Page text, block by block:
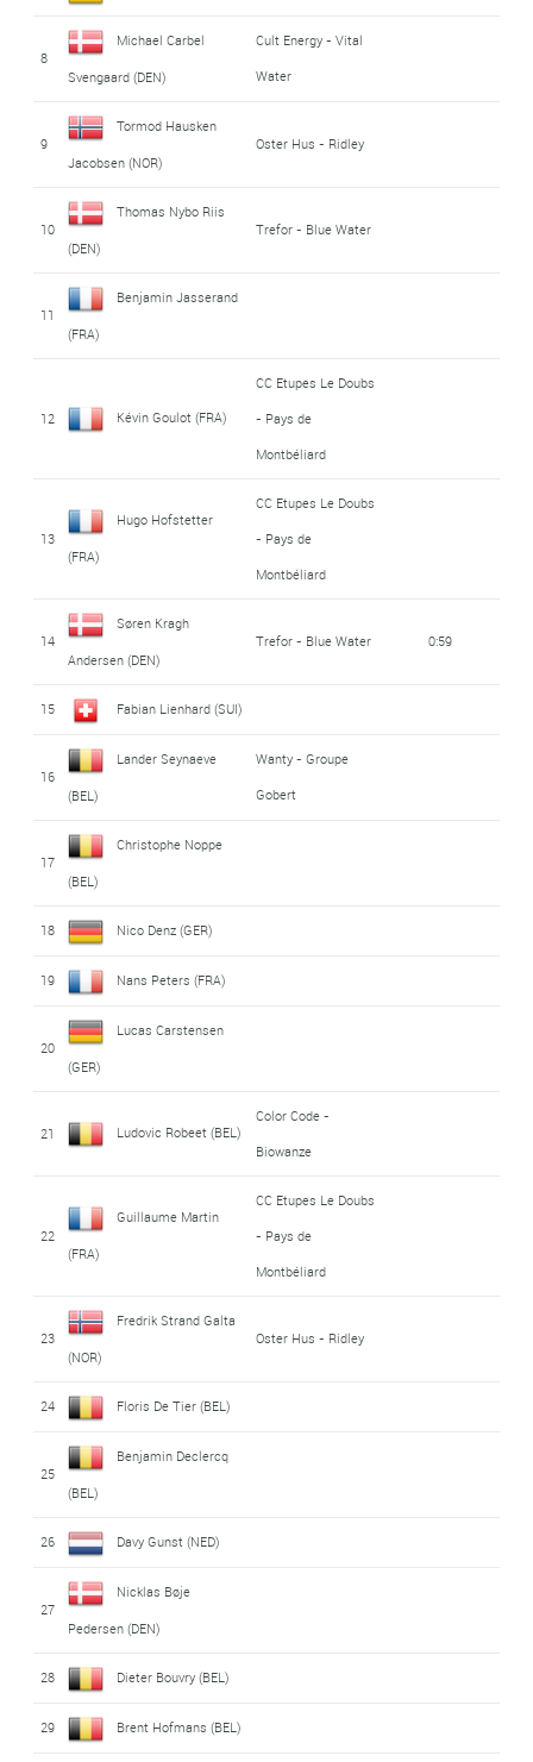
8
Michael Carbel
Svengaard (DEN)
Cult Energy - Vital
Water
9
Tormod Hausken
Jacobsen (NOR)
Oster Hus - Ridley
10
Thomas Nybo Riis
(DEN)
Trefor - Blue Water
11
Benjamin Jasserand
(FRA)
12 Kévin Goulot (FRA)
CC Etupes Le Doubs
- Pays de
Montbéliard
13
Hugo Hofstetter
(FRA)
CC Etupes Le Doubs
- Pays de
Montbéliard
14
Søren Kragh
Andersen (DEN)
Trefor - Blue Water 0:59
15 Fabian Lienhard (SUI)
16
Lander Seynaeve
(BEL)
Wanty - Groupe
Gobert
17
Christophe Noppe
(BEL)
18 Nico Denz (GER)
19 Nans Peters (FRA)
20
Lucas Carstensen
(GER)
21 Ludovic Robeet (BEL)
Color Code -
Biowanze
22
Guillaume Martin
(FRA)
CC Etupes Le Doubs
- Pays de
Montbéliard
23
Fredrik Strand Galta
(NOR)
Oster Hus - Ridley
24 Floris De Tier (BEL)
25
Benjamin Declercq
(BEL)
26 Davy Gunst (NED)
27
Nicklas Bøje
Pedersen (DEN)
28 Dieter Bouvry (BEL)
29 Brent Hofmans (BEL)